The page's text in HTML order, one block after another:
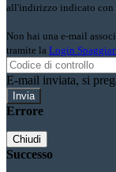
all'indirizzo indicato con
Non hai una e-mail
tramite la Login
E-mail inviata, si
Errore
Chiudi
Successo